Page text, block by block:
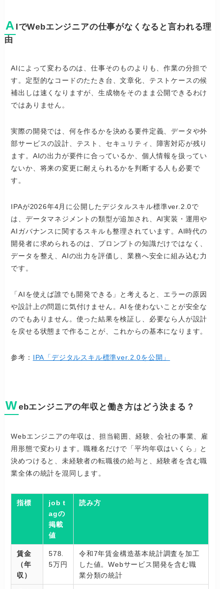
A IでWebエンジニアの仕事がなくなると言われる理
由
AIによって変わるのは、仕事そのものよりも、作業の分担で
す。定型的なコードのたたき台、文章化、テストケースの候
補出しは速くなりますが、生成物をそのまま公開できるわけ
ではありません。
実際の開発では、何を作るかを決める要件定義、データや外
部サービスの設計、テスト、セキュリティ、障害対応が残り
ます。AIの出力が要件に合っているか、個人情報を扱ってい
ないか、将来の変更に耐えられるかを判断する人も必要で
す。
IPAが2026年4月に公開したデジタルスキル標準ver.2.0で
は、データマネジメントの類型が追加され、AI実装・運用や
AIガバナンスに関するスキルも整理されています。AI時代の
開発者に求められるのは、プロンプトの知識だけではなく、
データを整え、AIの出力を評価し、業務へ安全に組み込む力
です。
「AIを使えば誰でも開発できる」と考えると、エラーの原因
や設計上の問題に気付けません。AIを使わないことが安全な
のでもありません。使った結果を検証し、必要なら人が設計
を戻せる状態まで作ることが、これからの基本になります。
参考： IPA「デジタルスキル標準ver.2.0を公開」
Webエンジニアの年収と働き方はどう決まる？
Webエンジニアの年収は、担当範囲、経験、会社の事業、雇
用形態で変わります。職種名だけで「平均年収はいくら」と
決めつけると、未経験者の転職後の給与と、経験者を含む職
業全体の統計を混同します。
指標
job t
agの
掲載
値
読み方
賃金
（年
収）
578.
5万円
令和7年賃金構造基本統計調査を加工
した値。Webサービス開発を含む職
業分類の統計